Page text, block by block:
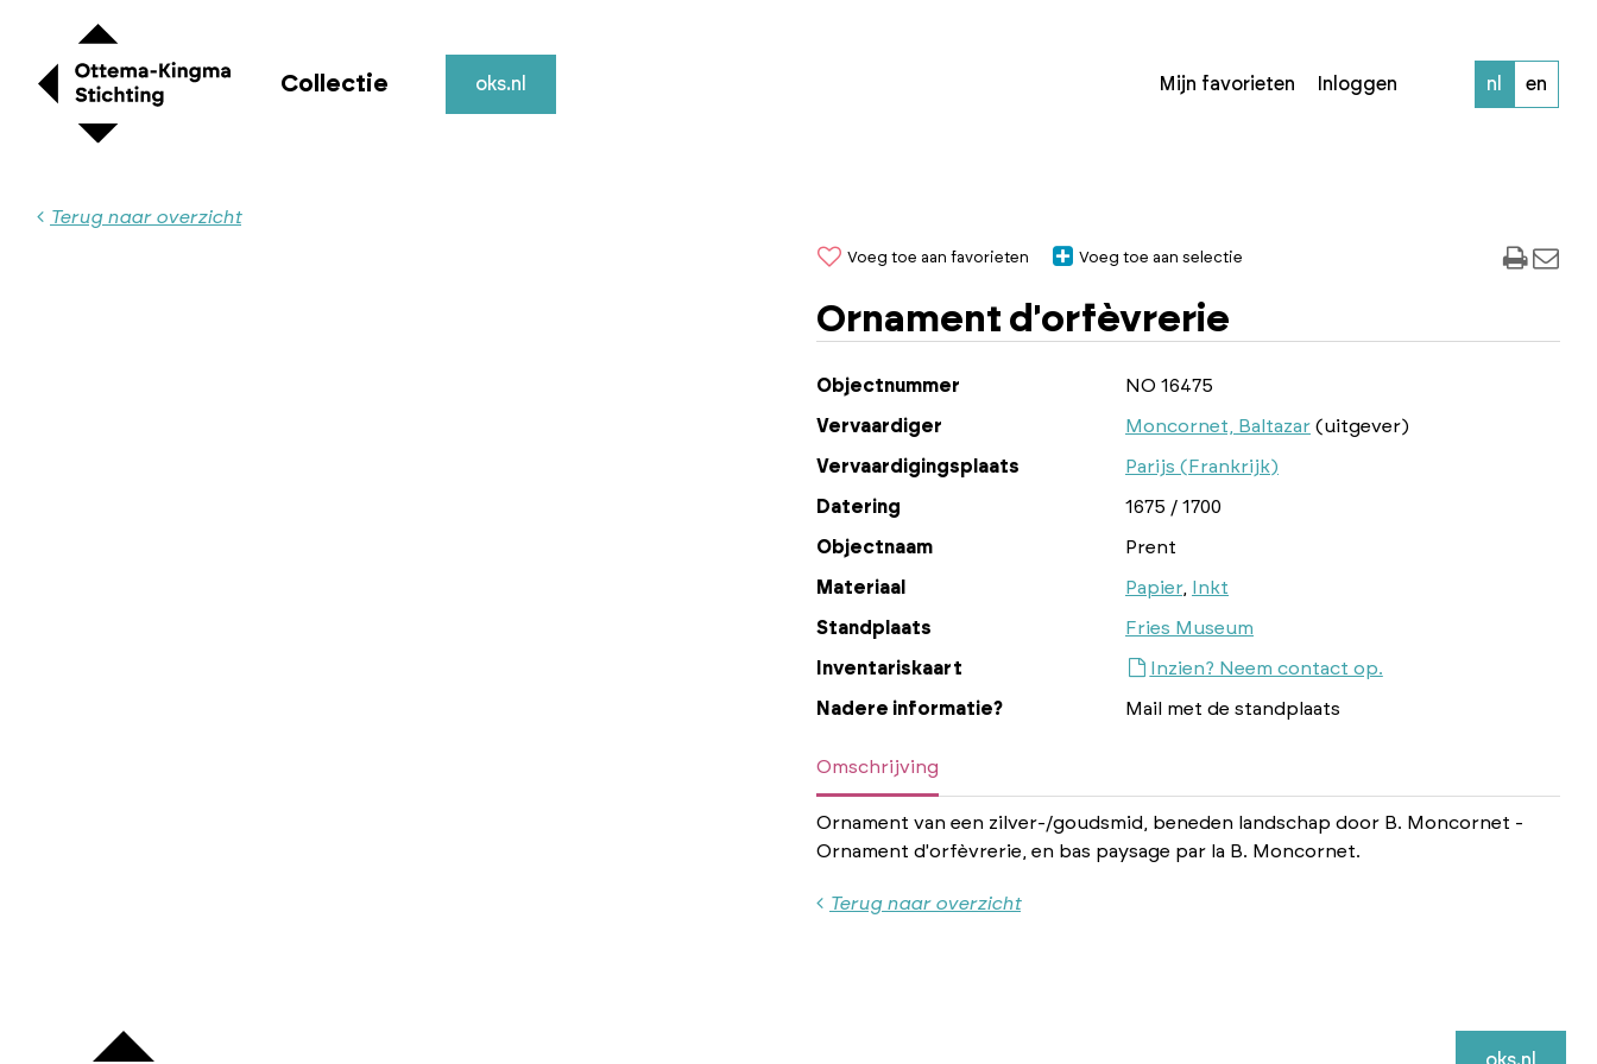
Collectie oks.nl nl en
Mijn favorieten Inloggen
Terug naar overzicht
Voeg toe aan favorieten Voeg toe aan selectie
Ornament d'orfèvrerie
Objectnummer NO 16475
Vervaardiger Moncornet, Baltazar (uitgever)
Vervaardigingsplaats Parijs (Frankrijk)
Datering 1675 / 1700
Objectnaam Prent
Materiaal Papier, Inkt
Standplaats Fries Museum
Inventariskaart Inzien? Neem contact op.
Nadere informatie? Mail met de standplaats
Omschrijving
Ornament van een zilver-/goudsmid, beneden landschap door B. Moncornet -
Ornament d'orfèvrerie, en bas paysage par la B. Moncornet.
Terug naar overzicht